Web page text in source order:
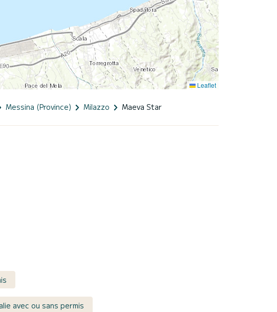
Leaflet
Messina (Province) Milazzo Maeva Star
avec ou sans permis